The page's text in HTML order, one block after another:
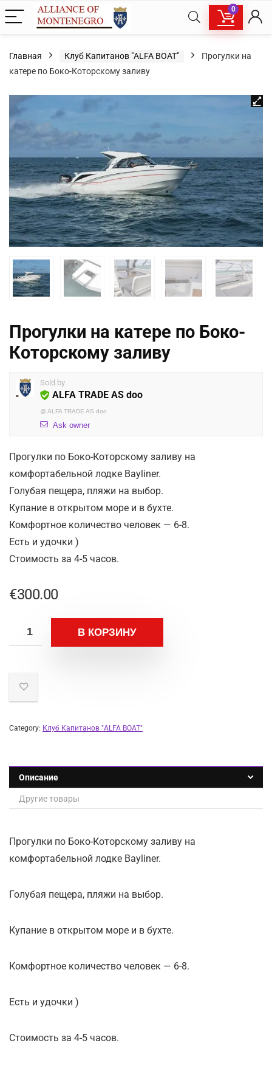
0
Главная Клуб Капитанов "ALFA BOAT"
Прогулки на
катере по Боко-Которскому заливу
Прогулки на катере по Боко-
Которскому заливу
Sold by
ALFA TRADE AS doo
@ ALFA TRADE AS doo
Ask owner
Прогулки по Боко-Которскому заливу на
комфортабельной лодке Bayliner.
Голубая пещера, пляжи на выбор.
Купание в открытом море и в бухте.
Комфортное количество человек — 6-8.
Есть и удочки )
Стоимость за 4-5 часов.
€300.00
В КОРЗИНУ
Category: Клуб Капитанов "ALFA BOAT"
Описание
Другие товары
Прогулки по Боко-Которскому заливу на
комфортабельной лодке Bayliner.
Голубая пещера, пляжи на выбор.
Купание в открытом море и в бухте.
Комфортное количество человек — 6-8.
Есть и удочки )
Стоимость за 4-5 часов.